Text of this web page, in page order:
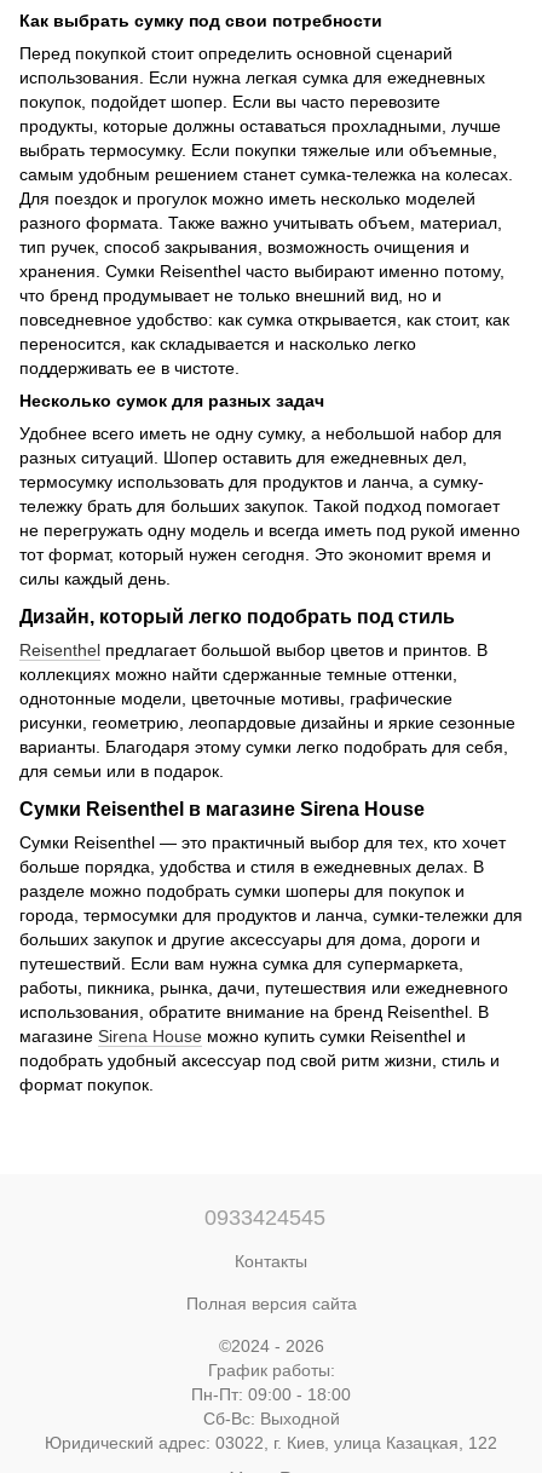
Как выбрать сумку под свои потребности
Перед покупкой стоит определить основной сценарий
использования. Если нужна легкая сумка для ежедневных
покупок, подойдет шопер. Если вы часто перевозите
продукты, которые должны оставаться прохладными, лучше
выбрать термосумку. Если покупки тяжелые или объемные,
самым удобным решением станет сумка-тележка на колесах.
Для поездок и прогулок можно иметь несколько моделей
разного формата. Также важно учитывать объем, материал,
тип ручек, способ закрывания, возможность очищения и
хранения. Сумки Reisenthel часто выбирают именно потому,
что бренд продумывает не только внешний вид, но и
повседневное удобство: как сумка открывается, как стоит, как
переносится, как складывается и насколько легко
поддерживать ее в чистоте.
Несколько сумок для разных задач
Удобнее всего иметь не одну сумку, а небольшой набор для
разных ситуаций. Шопер оставить для ежедневных дел,
термосумку использовать для продуктов и ланча, а сумку-
тележку брать для больших закупок. Такой подход помогает
не перегружать одну модель и всегда иметь под рукой именно
тот формат, который нужен сегодня. Это экономит время и
силы каждый день.
Дизайн, который легко подобрать под стиль
Reisenthel предлагает большой выбор цветов и принтов. В
коллекциях можно найти сдержанные темные оттенки,
однотонные модели, цветочные мотивы, графические
рисунки, геометрию, леопардовые дизайны и яркие сезонные
варианты. Благодаря этому сумки легко подобрать для себя,
для семьи или в подарок.
Сумки Reisenthel в магазине Sirena House
Сумки Reisenthel — это практичный выбор для тех, кто хочет
больше порядка, удобства и стиля в ежедневных делах. В
разделе можно подобрать сумки шоперы для покупок и
города, термосумки для продуктов и ланча, сумки-тележки для
больших закупок и другие аксессуары для дома, дороги и
путешествий. Если вам нужна сумка для супермаркета,
работы, пикника, рынка, дачи, путешествия или ежедневного
использования, обратите внимание на бренд Reisenthel. В
магазине Sirena House можно купить сумки Reisenthel и
подобрать удобный аксессуар под свой ритм жизни, стиль и
формат покупок.
0933424545
Контакты
Полная версия сайта
©2024 - 2026
График работы:
Пн-Пт: 09:00 - 18:00
Сб-Вс: Выходной
Юридический адрес: 03022, г. Киев, улица Казацкая, 122